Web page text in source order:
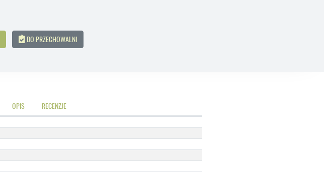
DO PRZECHOWALNI
OPIS RECENZJE